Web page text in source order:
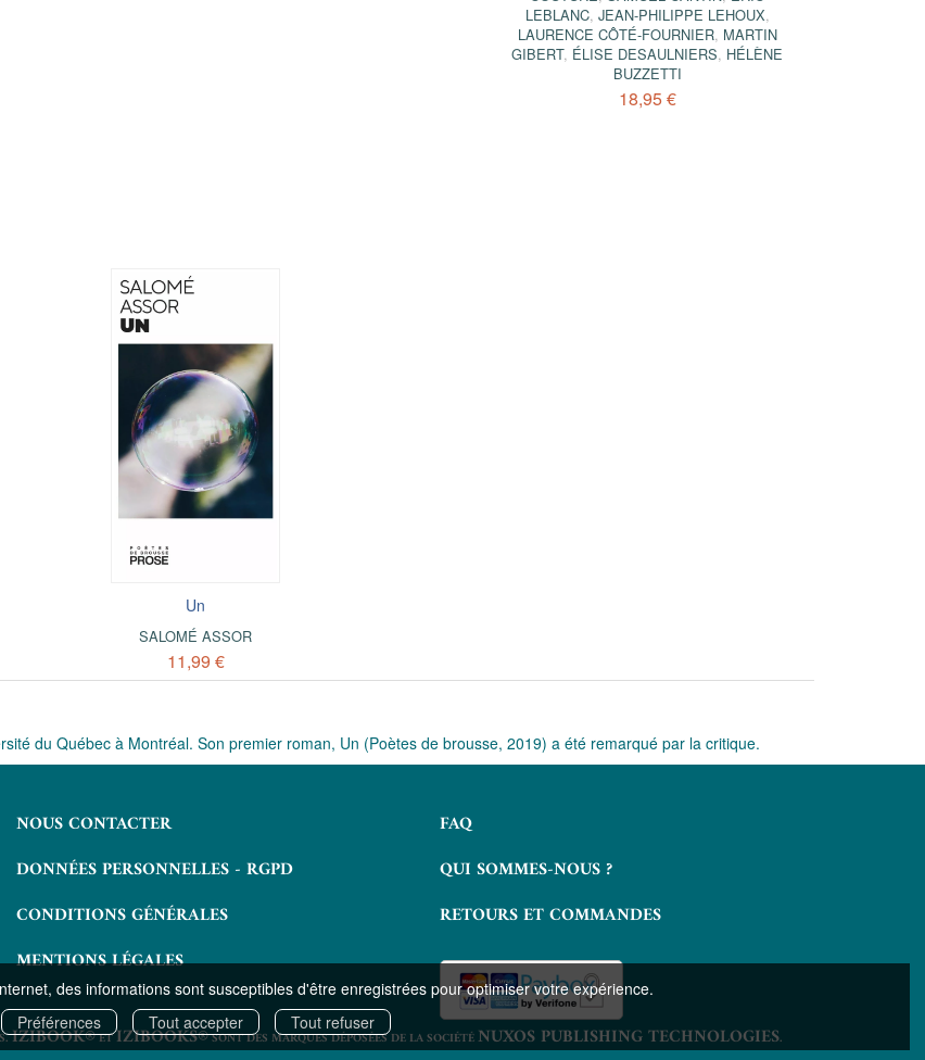
des informations sont susceptibles d'être enregistrées pour optimiser votre expérience.
Préférences
Tout accepter Tout refuser
LEBLANC, JEAN-PHILIPPE LEHOUX,
LAURENCE CÔTÉ-FOURNIER, MARTIN
GIBERT, ÉLISE DESAULNIERS, HÉLÈNE
BUZZETTI
18,95 €
Un
SALOMÉ ASSOR
11,99 €
du Québec à Montréal. Son premier roman, Un (Poètes de brousse, 2019) a été remarqué par la critique.
NOUS CONTACTER
DONNÉES PERSONNELLES - RGPD
CONDITIONS GÉNÉRALES
MENTIONS LÉGALES
FAQ
QUI SOMMES-NOUS ?
RETOURS ET COMMANDES
IZIBOOK®ETIZIBOOKS®SONT DES MARQUES DÉPOSÉES DE LA SOCIÉTÉ NUXOS PUBLISHING TECHNOLOGIES.